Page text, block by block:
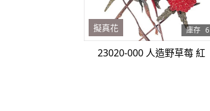
庫存 6
擬真花
23020-000 人造野草莓 紅